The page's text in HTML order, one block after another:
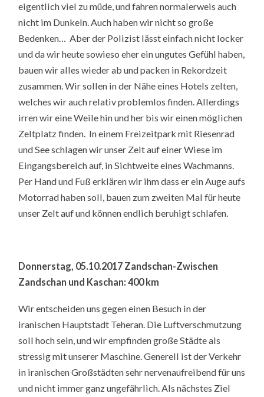
eigentlich viel zu müde, und fahren normalerweis auch
nicht im Dunkeln. Auch haben wir nicht so große
Bedenken… Aber der Polizist lässt einfach nicht locker
und da wir heute sowieso eher ein ungutes Gefühl haben,
bauen wir alles wieder ab und packen in Rekordzeit
zusammen. Wir sollen in der Nähe eines Hotels zelten,
welches wir auch relativ problemlos finden. Allerdings
irren wir eine Weile hin und her bis wir einen möglichen
Zeltplatz finden. In einem Freizeitpark mit Riesenrad
und See schlagen wir unser Zelt auf einer Wiese im
Eingangsbereich auf, in Sichtweite eines Wachmanns.
Per Hand und Fuß erklären wir ihm dass er ein Auge aufs
Motorrad haben soll, bauen zum zweiten Mal für heute
unser Zelt auf und können endlich beruhigt schlafen.
Donnerstag, 05.10.2017 Zandschan-Zwischen
Zandschan und Kaschan: 400 km
Wir entscheiden uns gegen einen Besuch in der
iranischen Hauptstadt Teheran. Die Luftverschmutzung
soll hoch sein, und wir empfinden große Städte als
stressig mit unserer Maschine. Generell ist der Verkehr
in iranischen Großstädten sehr nervenaufreibend für uns
und nicht immer ganz ungefährlich. Als nächstes Ziel